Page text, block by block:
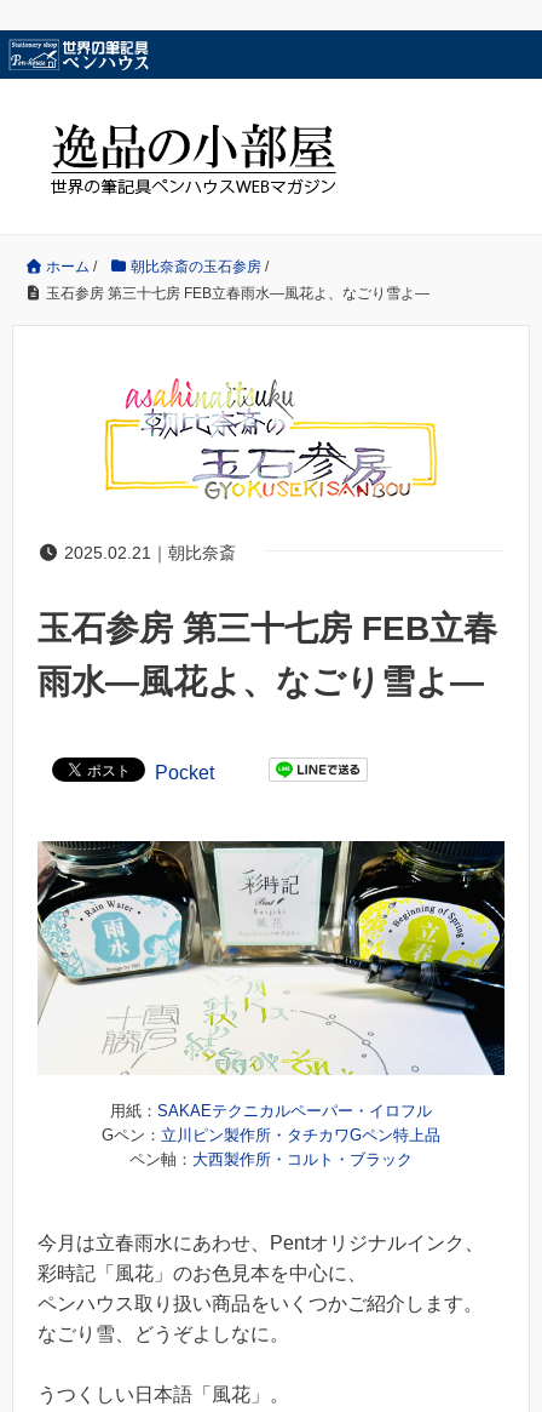
ホーム / 朝比奈斎の玉石参房 /
玉石参房 第三十七房 FEB立春雨水―風花よ、なごり雪よ―
2025.02.21｜朝比奈斎
玉石参房 第三十七房 FEB立春
雨水―風花よ、なごり雪よ―
Pocket
用紙： SAKAEテクニカルペーパー・イロフル
Gペン： 立川ピン製作所・タチカワGペン特上品
ペン軸： 大西製作所・コルト・ブラック
今月は立春雨水にあわせ、Pentオリジナルインク、
彩時記「風花」のお色見本を中心に、
ペンハウス取り扱い商品をいくつかご紹介します。
なごり雪、どうぞよしなに。
うつくしい日本語「風花」。